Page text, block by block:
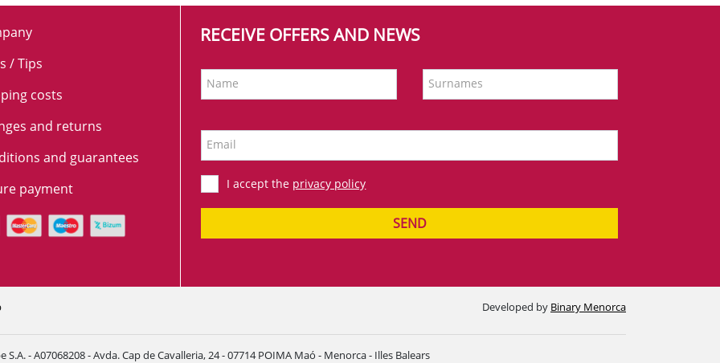
/ Tips
costs
and returns
and guarantees
payment
RECEIVE OFFERS AND NEWS
Name Surnames
Email
I accept the privacy policy
SEND
Developed by Binary Menorca
S.A. - A07068208 - Avda. Cap de Cavalleria, 24 - 07714 POIMA Maó - Menorca - Illes Balears